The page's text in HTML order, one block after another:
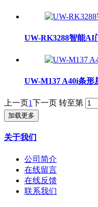
UW-RK3288智能AI
UW-M137 A40i条形
上一页1下一页 转至第
加载更多
关于我们
公司简介
在线留言
在线反馈
联系我们